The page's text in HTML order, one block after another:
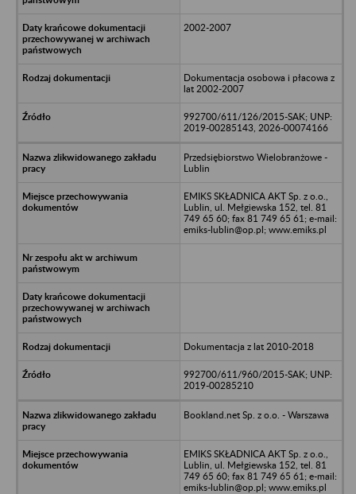
2002-2007
Dokumentacja osobowa i płacowa z
lat 2002-2007
992700/611/126/2015-SAK; UNP:
2019-00285143, 2026-00074166
Przedsiębiorstwo Wielobranżowe -
Lublin
EMIKS SKŁADNICA AKT Sp. z o.o.,
Lublin, ul. Mełgiewska 152, tel. 81
749 65 60; fax 81 749 65 61; e-mail:
emiks-lublin@op.pl; www.emiks.pl
Dokumentacja z lat 2010-2018
992700/611/960/2015-SAK; UNP:
2019-00285210
Bookland.net Sp. z o.o. - Warszawa
EMIKS SKŁADNICA AKT Sp. z o.o.,
Lublin, ul. Mełgiewska 152, tel. 81
749 65 60; fax 81 749 65 61; e-mail:
emiks-lublin@op.pl; www.emiks.pl